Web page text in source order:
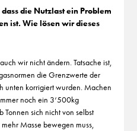
die Nutzlast ein Problem
ist. Wie lösen wir dieses
wir nicht ändern. Tatsache ist,
die Grenzwerte der
unten korrigiert wurden. Machen
noch ein 3‘500kg
Tonnen sich nicht von selbst
Masse bewegen muss,